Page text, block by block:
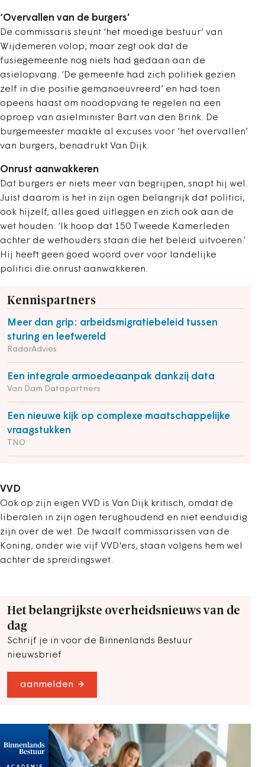
‘Overvallen van de burgers’
De commissaris steunt ‘het moedige bestuur’ van
Wijdemeren volop, maar zegt ook dat de
fusiegemeente nog niets had gedaan aan de
asielopvang. ‘De gemeente had zich politiek gezien
zelf in die positie gemanoeuvreerd’ en had toen
opeens haast om noodopvang te regelen na een
oproep van asielminister Bart van den Brink. De
burgemeester maakte al excuses voor ‘het overvallen’
van burgers, benadrukt Van Dijk.
Onrust aanwakkeren
Dat burgers er niets meer van begrijpen, snapt hij wel.
Juist daarom is het in zijn ogen belangrijk dat politici,
ook hijzelf, alles goed uitleggen en zich ook aan de
wet houden. ‘Ik hoop dat 150 Tweede Kamerleden
achter de wethouders staan die het beleid uitvoeren.’
Hij heeft geen goed woord over voor landelijke
politici die onrust aanwakkeren.
Kennispartners
Meer dan grip: arbeidsmigratiebeleid tussen
sturing en leefwereld
RadarAdvies
Een integrale armoedeaanpak dankzij data
Van Dam Datapartners
Een nieuwe kijk op complexe maatschappelijke
vraagstukken
TNO
VVD
Ook op zijn eigen VVD is Van Dijk kritisch, omdat de
liberalen in zijn ogen terughoudend en niet eenduidig
zijn over de wet. De twaalf commissarissen van de
Koning, onder wie vijf VVD'ers, staan volgens hem wel
achter de spreidingswet.
Het belangrijkste overheidsnieuws van de
dag
Schrijf je in voor de Binnenlands Bestuur
nieuwsbrief
aanmelden